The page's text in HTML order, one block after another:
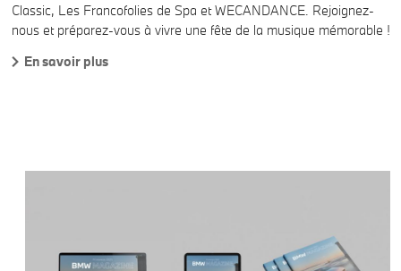
Classic, Les Francofolies de Spa et WECANDANCE. Rejoignez-
nous et préparez-vous à vivre une fête de la musique mémorable !
En savoir plus